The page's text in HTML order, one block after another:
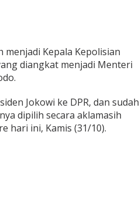
menjadi Kepala Kepolisian
diangkat menjadi Menteri
Jokowi ke DPR, dan sudah
dipilih secara aklamasih
hari ini, Kamis (31/10).